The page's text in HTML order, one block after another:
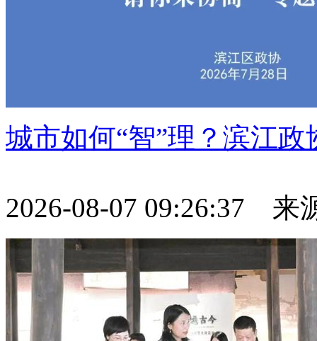
城市如何“智”理？滨江
2026-08-07 09:26:37 来